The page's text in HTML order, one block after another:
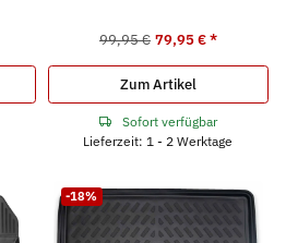
99,95 € 79,95 €*
Zum Artikel
Sofort verfügbar
Lieferzeit: 1 - 2 Werktage
-18%